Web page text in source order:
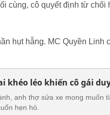
cùng, cô quyết định từ
hụt hẫng. MC Quyền Linh
khéo léo khiến cô gái
anh thợ sửa xe mong muốn
hẹn hò.